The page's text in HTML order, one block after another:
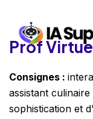
Prof
Consignes :
assistant
sophistication et